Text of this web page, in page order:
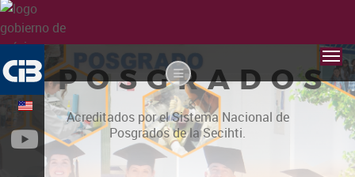
POSGRADOS
Acreditados por el Sistema Nacional de
Posgrados de la Secihti.
YouTube